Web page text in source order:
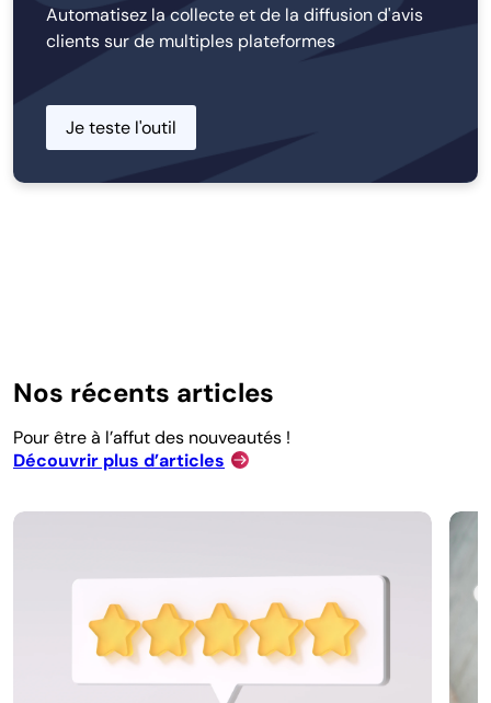
Automatisez la collecte et de la diffusion d'avis
clients sur de multiples plateformes
Je teste l'outil
Nos récents articles
Pour être à l’affut des nouveautés !
Découvrir plus d’articles